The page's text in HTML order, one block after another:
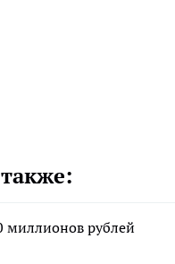
миллионов рублей